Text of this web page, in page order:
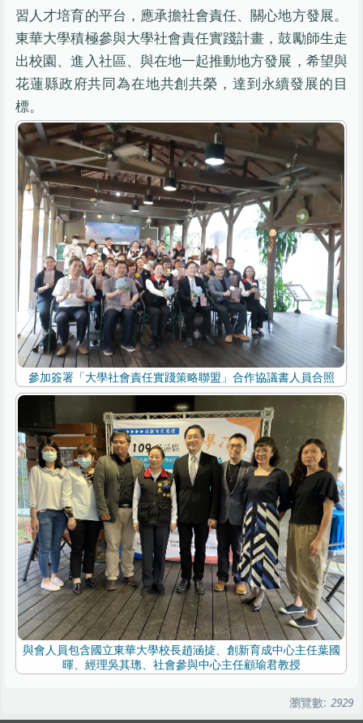
習人才培育的平台，應承擔社會責任、關心地方發展。
東華大學積極參與大學社會責任實踐計畫，鼓勵師生走
出校園、進入社區、與在地一起推動地方發展，希望與
花蓮縣政府共同為在地共創共榮，達到永續發展的目
標。
參加簽署「大學社會責任實踐策略聯盟」合作協議書人員合照
與會人員包含國立東華大學校長趙涵㨗、創新育成中心主任葉國
暉、經理吳其璁、社會參與中心主任顧瑜君教授
瀏覽數: 2929